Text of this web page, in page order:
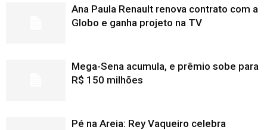
Ana Paula Renault renova contrato com a
Globo e ganha projeto na TV
Mega-Sena acumula, e prêmio sobe para
R$ 150 milhões
Pé na Areia: Rey Vaqueiro celebra